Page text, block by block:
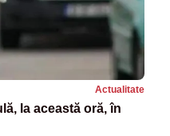
Actualitate
la această oră, în